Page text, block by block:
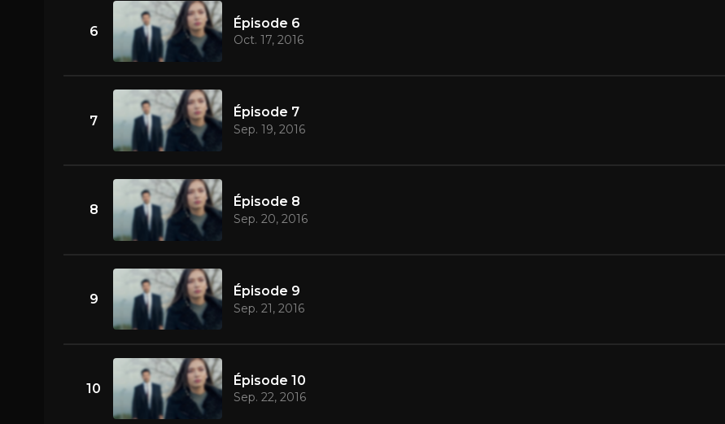
6
Épisode 6
Oct. 17, 2016
7
Épisode 7
Sep. 19, 2016
8
Épisode 8
Sep. 20, 2016
9
Épisode 9
Sep. 21, 2016
10
Épisode 10
Sep. 22, 2016